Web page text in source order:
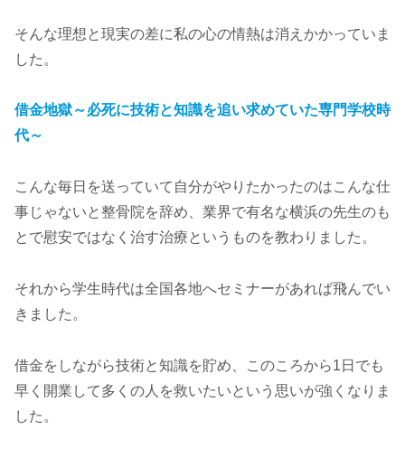
そんな理想と現実の差に私の心の情熱は消えかかっていま
した。
借金地獄～必死に技術と知識を追い求めていた専門学校時
代～
こんな毎日を送っていて自分がやりたかったのはこんな仕
事じゃないと整骨院を辞め、業界で有名な横浜の先生のも
とで慰安ではなく治す治療というものを教わりました。
それから学生時代は全国各地へセミナーがあれば飛んでい
きました。
借金をしながら技術と知識を貯め、このころから1日でも
早く開業して多くの人を救いたいという思いが強くなりま
した。